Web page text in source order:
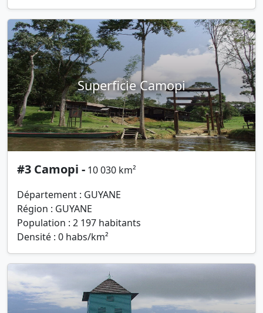
Superficie Camopi
#3 Camopi - 10 030 km²
Département : GUYANE
Région : GUYANE
Population : 2 197 habitants
Densité : 0 habs/km²